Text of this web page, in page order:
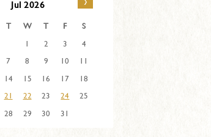
Jul 2026
T W T F
S
1
2 3
4
7 8 9 10
11
14 15 16 17
18
21 22 23 24
25
28 29 30 31